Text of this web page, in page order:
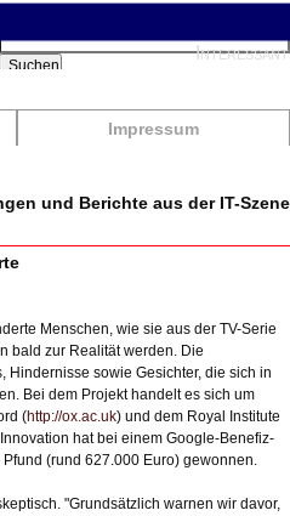
Impressum
Suchen
und Berichte aus der IT-Szene
Menschen, wie sie aus der TV-Serie
bald zur Realität werden. Die
Hindernisse sowie Gesichter, die sich in
Bei dem Projekt handelt es sich um
(http://ox.ac.uk) und dem Royal Institute
hat bei einem Google-Benefiz-
(rund 627.000 Euro) gewonnen.
"Grundsätzlich warnen wir davor,